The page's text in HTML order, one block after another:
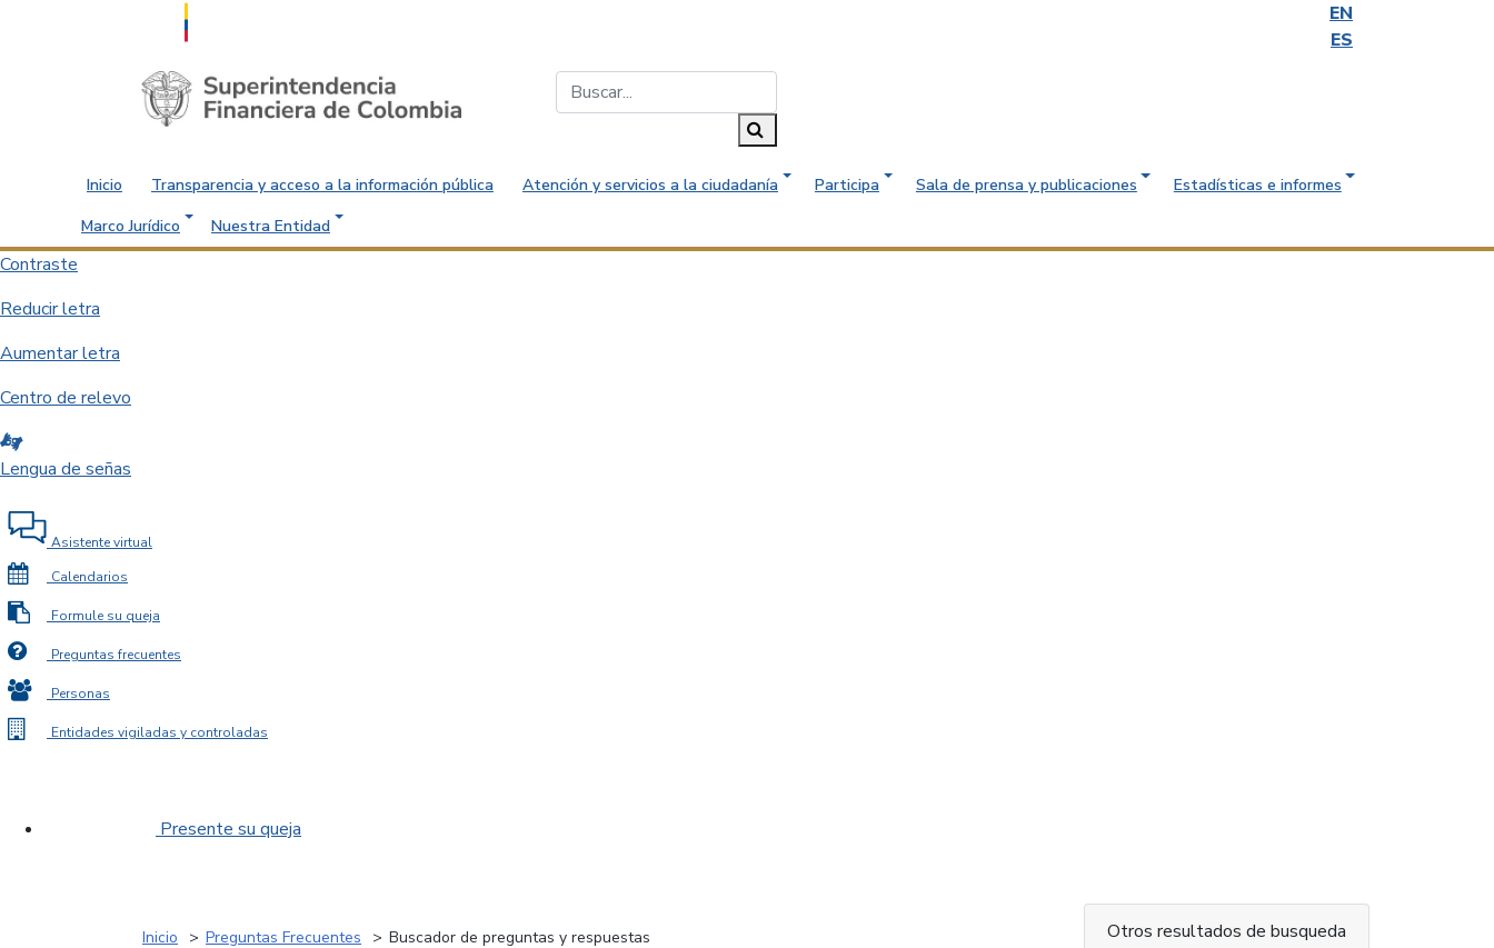
EN
ES
Saltar al contenido principal
Inicio Transparencia y acceso a la información pública Atención y servicios a la ciudadanía Participa Sala de prensa y publicaciones
Estadísticas e informes
Marco Jurídico
Nuestra Entidad
Contraste
Reducir letra
Aumentar letra
Centro de relevo
Lengua de señas
Asistente virtual
Calendarios
Formule su queja
Preguntas frecuentes
Personas
Entidades vigiladas y controladas
Presente su queja
Inicio Preguntas Frecuentes Buscador de preguntas y respuestas Otros resultados de busqueda